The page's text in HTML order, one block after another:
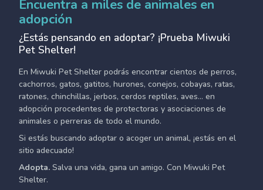
Encuentra a miles de animales en
adopción
¿Estás pensando en adoptar? ¡Prueba Miwuki
Pet Shelter!
En Miwuki Pet Shelter podrás encontrar cientos de perros,
cachorros, gatos, gatitos, hurones, conejos, cobayas, ratas,
ratones, chinchillas, jerbos, cerdos reptiles, aves... en
adopción procedentes de protectoras y asociaciones de
animales o perreras de todo el mundo.
Si estás buscando adoptar o acoger un animal, ¡estás en el
sitio adecuado!
Adopta. Salva una vida, gana un amigo. Con Miwuki Pet
Shelter.